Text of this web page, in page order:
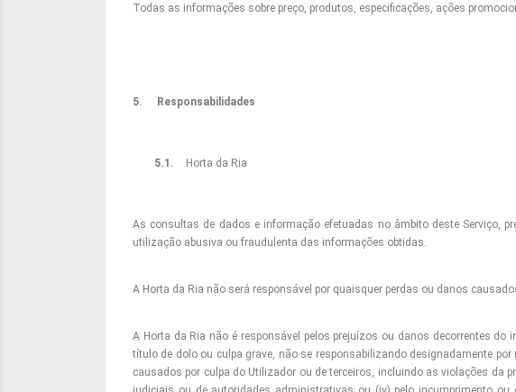
Todas as informações sobre preço, produtos, especificações, ações
5. Responsabilidades
5.1. Horta da Ria
As consultas de dados e informação efetuadas no âmbito deste Serviço,
utilização abusiva ou fraudulenta das informações obtidas.
A Horta da Ria não será responsável por quaisquer perdas ou danos
A Horta da Ria não é responsável pelos prejuízos ou danos decorrentes
título de dolo ou culpa grave, não se responsabilizando designadamente
causados por culpa do Utilizador ou de terceiros, incluindo as violações da